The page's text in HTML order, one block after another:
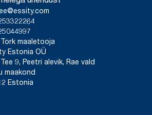
maaletooja
Estonia OÜ
9, Peetri alevik, Rae vald
maakond
Estonia